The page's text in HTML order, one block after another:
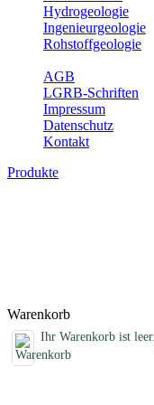
Hydrogeologie
Ingenieurgeologie
Rohstoffgeologie
AGB
LGRB-Schriften
Impressum
Datenschutz
Kontakt
Produkte
Warenkorb
Ihr Warenkorb ist leer.